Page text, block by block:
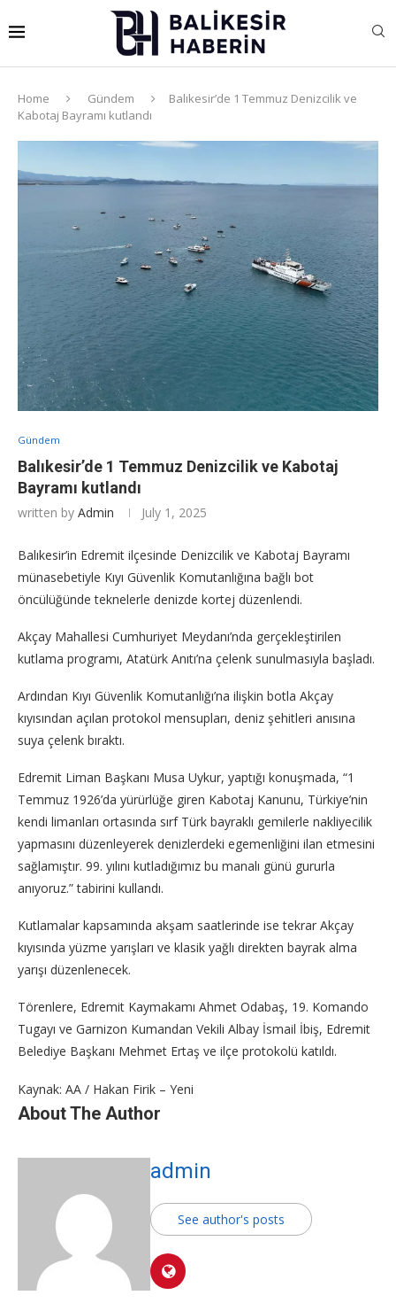
Home Gündem
Balıkesir’de 1 Temmuz Denizcilik ve
Kabotaj Bayramı kutlandı
Gündem
Balıkesir’de 1 Temmuz Denizcilik ve Kabotaj
Bayramı kutlandı
written by Admin July 1, 2025
Balıkesir’in Edremit ilçesinde Denizcilik ve Kabotaj Bayramı
münasebetiyle Kıyı Güvenlik Komutanlığına bağlı bot
öncülüğünde teknelerle denizde kortej düzenlendi.
Akçay Mahallesi Cumhuriyet Meydanı’nda gerçekleştirilen
kutlama programı, Atatürk Anıtı’na çelenk sunulmasıyla başladı.
Ardından Kıyı Güvenlik Komutanlığı’na ilişkin botla Akçay
kıyısından açılan protokol mensupları, deniz şehitleri anısına
suya çelenk bıraktı.
Edremit Liman Başkanı Musa Uykur, yaptığı konuşmada, “1
Temmuz 1926’da yürürlüğe giren Kabotaj Kanunu, Türkiye’nin
kendi limanları ortasında sırf Türk bayraklı gemilerle nakliyecilik
yapmasını düzenleyerek denizlerdeki egemenliğini ilan etmesini
sağlamıştır. 99. yılını kutladığımız bu manalı günü gururla
anıyoruz.” tabirini kullandı.
Kutlamalar kapsamında akşam saatlerinde ise tekrar Akçay
kıyısında yüzme yarışları ve klasik yağlı direkten bayrak alma
yarışı düzenlenecek.
Törenlere, Edremit Kaymakamı Ahmet Odabaş, 19. Komando
Tugayı ve Garnizon Kumandan Vekili Albay İsmail İbiş, Edremit
Belediye Başkanı Mehmet Ertaş ve ilçe protokolü katıldı.
Kaynak: AA / Hakan Firik – Yeni
About The Author
admin
See author's posts